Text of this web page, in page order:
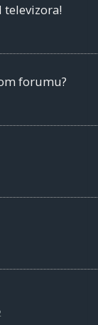
televizora!
forumu?